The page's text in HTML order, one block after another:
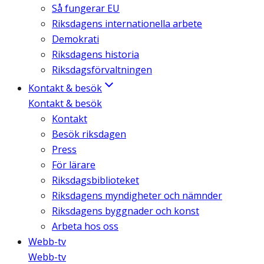
Så fungerar EU
Riksdagens internationella arbete
Demokrati
Riksdagens historia
Riksdagsförvaltningen
Kontakt & besök
Kontakt & besök
Kontakt
Besök riksdagen
Press
För lärare
Riksdagsbiblioteket
Riksdagens myndigheter och nämnder
Riksdagens byggnader och konst
Arbeta hos oss
Webb-tv
Webb-tv